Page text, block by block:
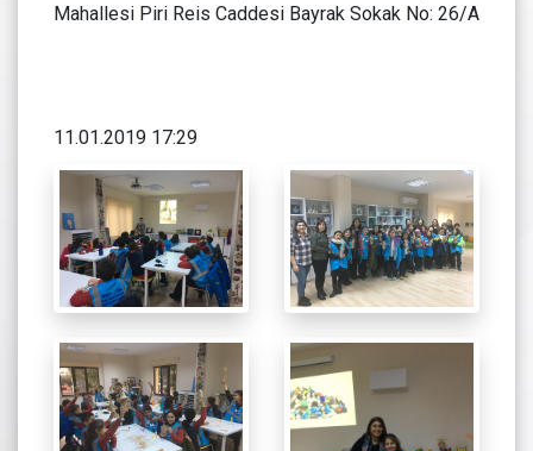
Mahallesi Piri Reis Caddesi Bayrak Sokak No: 26/A
11.01.2019 17:29